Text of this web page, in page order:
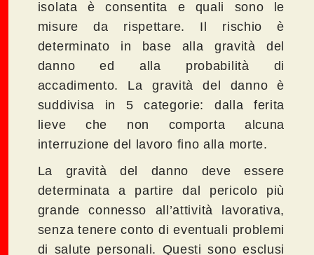
isolata è consentita e quali sono le
misure da rispettare. Il rischio è
determinato in base alla gravità del
danno ed alla probabilità di
accadimento. La gravità del danno è
suddivisa in 5 categorie: dalla ferita
lieve che non comporta alcuna
interruzione del lavoro fino alla morte.
La gravità del danno deve essere
determinata a partire dal pericolo più
grande connesso all’attività lavorativa,
senza tenere conto di eventuali problemi
di salute personali. Questi sono esclusi